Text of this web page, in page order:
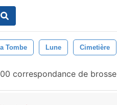
Tombe Lune Cimetière
correspondance de brosse